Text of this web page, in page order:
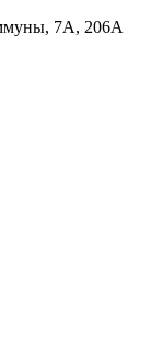
7А, 206А